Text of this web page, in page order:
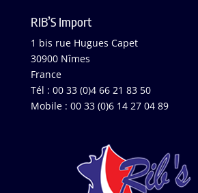
RIB’S Import
1 bis rue Hugues Capet
30900 Nîmes
France
Tél : 00 33 (0)4 66 21 83 50
Mobile : 00 33 (0)6 14 27 04 89